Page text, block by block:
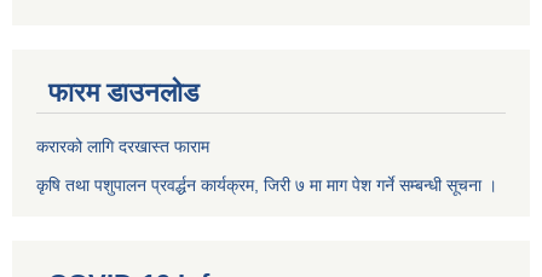
फारम डाउनलोड
करारको लागि दरखास्त फाराम
कृषि तथा पशुपालन प्रवर्द्धन कार्यक्रम, जिरी ७ मा माग पेश गर्ने सम्बन्धी सूचना ।